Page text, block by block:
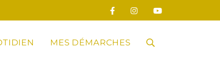
MES DÉMARCHES RECHERCHE